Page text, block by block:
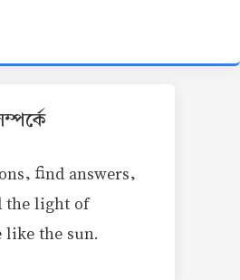
find answers,
the light of
like the sun.